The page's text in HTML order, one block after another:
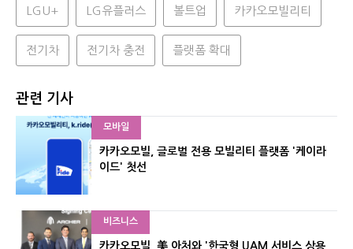
LGU+ LG유플러스 볼트업 카카오모빌리티
전기차 전기차 충전 플랫폼 확대
관련 기사
모바일
카카오모빌, 글로벌 전용 모빌리티 플랫폼 '케이라
이드' 첫선
비즈니스
카카오모빌, 美 아처와 '한국형 UAM 서비스 상용